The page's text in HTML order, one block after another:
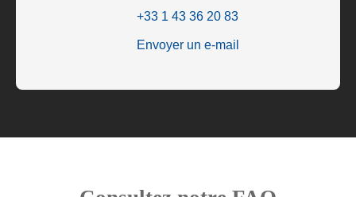
+33 1 43 36 20 83
Envoyer un e-mail